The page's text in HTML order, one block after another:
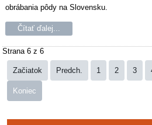
obrábania pôdy na Slovensku.
Čítať ďalej...
Strana 6 z 6
Začiatok Predch. 1 2 3
Koniec